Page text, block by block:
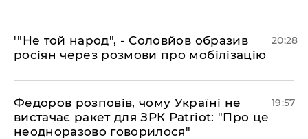
​'"Не той народ", - Соловйов образив
росіян через розмови про мобілізацію
20:28
​Федоров розповів, чому Україні не
вистачає ракет для ЗРК Patriot: "Про це
неодноразово говорилося"
19:57